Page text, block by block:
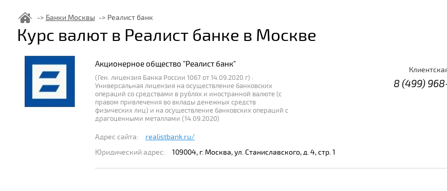
Банки Москвы Реалист банк
Курс валют в Реалист банке в Москве
Акционерное общество "Реалист банк"
(Ген. лицензия Банка России 1067 от 14.09.2020 г) :
Универсальная лицензия на осуществление банковских
операций со средствами в рублях и иностранной валюте (с
правом привлечения во вклады денежных средств
физических лиц) и на осуществление банковских операций с
драгоценными металлами (14.09.2020)
Адрес сайта:
realistbank.ru/
Юридический адрес:
109004, г. Москва, ул. Станиславского, д. 4, стр. 1
8 (499)